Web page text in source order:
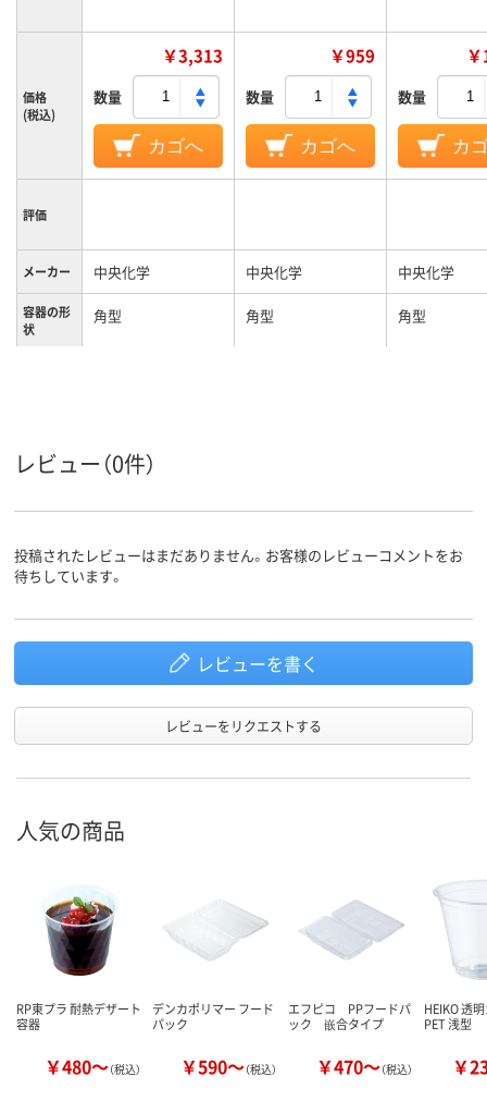
価格
(税込)
￥3,313
数量
カゴへ
￥959
数量
カゴへ
数量
カ
評価
メーカー 中央化学 中央化学 中央化学
容器の形
状
角型 角型 角型
レビュー（0件）
投稿されたレビューはまだありません。お客様のレビューコメントをお
待ちしています。
レビューを書く
レビューをリクエストする
人気の商品
RP東プラ 耐熱デザート
容器
￥480～（税込）
デンカポリマー フード
パック
￥590～（税込）
エフピコ PPフードパ
ック 嵌合タイプ
￥470～（税込）
HEIKO 透
PET 浅型
￥